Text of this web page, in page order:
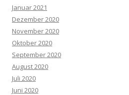
Januar 2021
Dezember 2020
November 2020
Oktober 2020
September 2020
August 2020
Juli 2020
Juni 2020